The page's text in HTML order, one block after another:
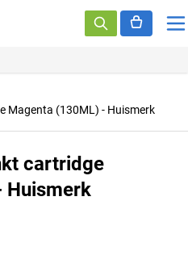
Magenta (130ML) - Huismerk
cartridge
Huismerk